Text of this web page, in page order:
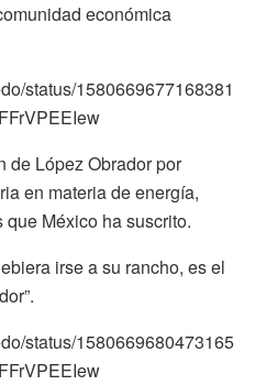
económica
status/1580669677168381
de López Obrador por
en materia de energía,
México ha suscrito.
irse a su rancho, es el
status/1580669680473165